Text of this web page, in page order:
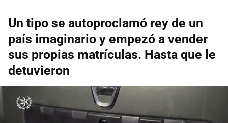
Un tipo se autoproclamó rey de un
país imaginario y empezó a vender
sus propias matrículas. Hasta que le
detuvieron